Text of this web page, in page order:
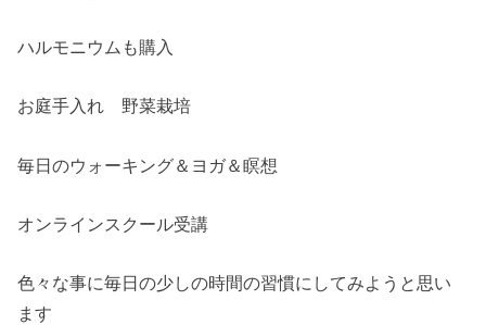
ハルモニウムも購入
お庭手入れ 野菜栽培
毎日のウォーキング＆ヨガ＆瞑想
オンラインスクール受講
色々な事に毎日の少しの時間の習慣にしてみようと思い
ます